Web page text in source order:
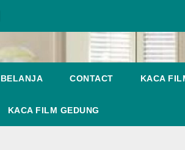
CONTACT KACA
KACA FILM GEDUNG